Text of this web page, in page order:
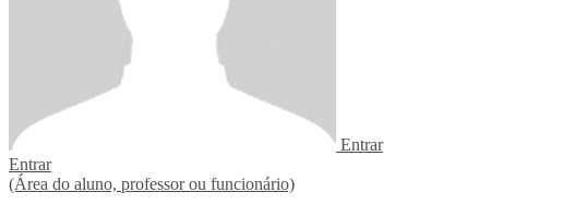
Entrar
Entrar
(Área do aluno, professor ou funcionário)